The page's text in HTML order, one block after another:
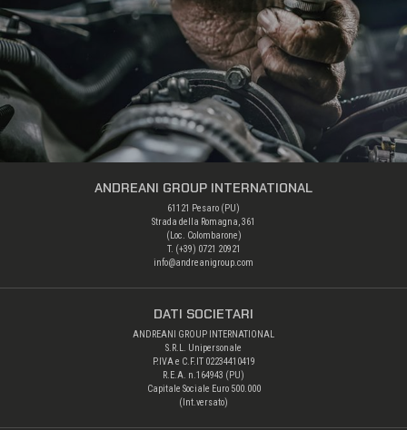
ANDREANI GROUP INTERNATIONAL
61121 Pesaro (PU)
Strada della Romagna, 361
(Loc. Colombarone)
T. (+39) 0721 20921
info@andreanigroup.com
DATI SOCIETARI
ANDREANI GROUP INTERNATIONAL
S.R.L. Unipersonale
P.IVA e C.F.IT 02234410419
R.E.A. n.164943 (PU)
Capitale Sociale Euro 500.000
(Int.versato)